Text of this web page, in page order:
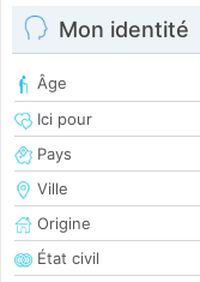
Mon identité
Âge
Ici pour
Pays
Ville
Origine
État civil